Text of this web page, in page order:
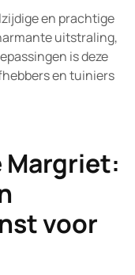
en prachtige
uitstraling,
is deze
en tuiniers
Margriet:
voor